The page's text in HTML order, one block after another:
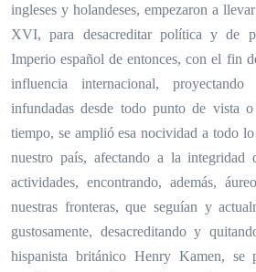
ingleses y holandeses, empezaron a
XVI, para desacreditar política y de
Imperio español de entonces, con el fin
influencia internacional,
infundadas desde todo punto de vista
tiempo, se amplió esa nocividad a todo
nuestro país, afectando a la integridad
actividades, encontrando, además,
nuestras fronteras, que seguían y
gustosamente, desacreditando y
hispanista británico Henry Kamen, se